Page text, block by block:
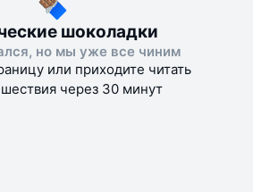
шоколадки
но мы уже все чиним
или приходите читать
через 30 минут